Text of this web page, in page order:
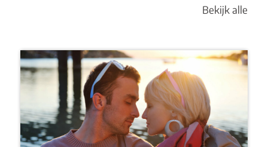
Bekijk alle